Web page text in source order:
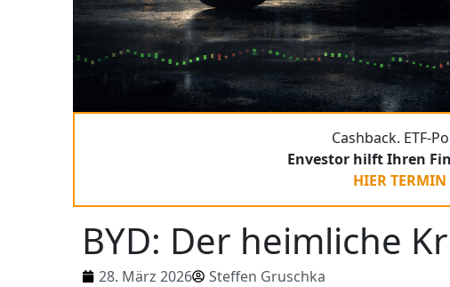
Cashback. ETF-
Envestor hilft Ihren
HIER
BYD: Der heimliche
28. März 2026
Steffen Gruschka